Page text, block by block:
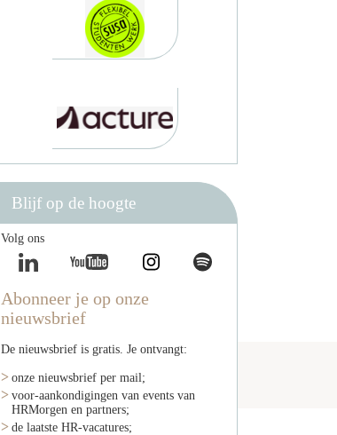
Blijf op de hoogte
Volg ons
Abonneer je op onze
nieuwsbrief
De nieuwsbrief is gratis. Je ontvangt:
onze nieuwsbrief per mail;
voor-aankondigingen van events van
HRMorgen en partners;
de laatste HR-vacatures;